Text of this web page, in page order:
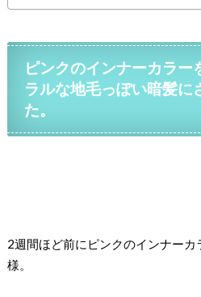
ピンクのインナーカラー
ラルな地毛っぽい暗髪に
た。
2週間ほど前にピンクのインナー
様。